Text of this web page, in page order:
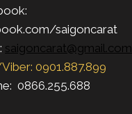
saigoncarat
saigoncarat@gmail.com
0901.887.899
0866.255.688